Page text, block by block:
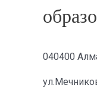
040400